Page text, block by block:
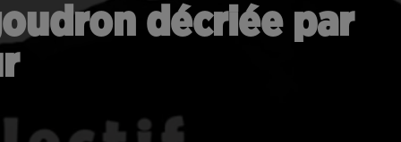
décriée par